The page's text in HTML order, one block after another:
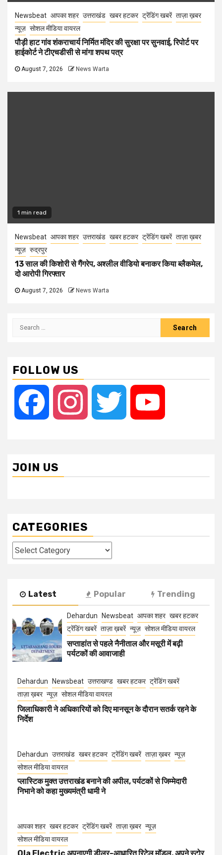
Newsbeat आपका शहर उत्तराखंड खबर हटकर ट्रेंडिंग खबरें ताज़ा ख़बर
न्यूज़ सोशल मीडिया वायरल
पौड़ी हाट गांव शंकराचार्य निर्मित मंदिर की सुरक्षा पर सुनवाई, रिपोर्ट पर
हाईकोर्ट ने टीएचडीसी से मांगा शपथ पत्र
August 7, 2026 News Warta
1 min read
Newsbeat आपका शहर उत्तराखंड खबर हटकर ट्रेंडिंग खबरें ताज़ा ख़बर
न्यूज़ रुद्रपुर
13 साल की किशोरी से गैंगरेप, अश्लील वीडियो बनाकर किया ब्लैकमेल,
दो आरोपी गिरफ्तार
August 7, 2026 News Warta
Search
FOLLOW US
Facebook Instagram Twitter
JOIN US
CATEGORIES
Categories
Latest Popular Trending
Dehardun Newsbeat आपका शहर खबर हटकर
ट्रेंडिंग खबरें ताज़ा ख़बरें न्यूज़ सोशल मीडिया वायरल
सप्ताहांत से पहले नैनीताल और मसूरी में बढ़ी
पर्यटकों की आवाजाही
Dehardun Newsbeat उत्तराखण्ड खबर हटकर ट्रेंडिंग खबरें
ताज़ा ख़बर न्यूज़ सोशल मीडिया वायरल
जिलाधिकारी ने अधिकारियों को दिए मानसून के दौरान सतर्क रहने के
निर्देश
Dehardun उत्तराखंड खबर हटकर ट्रेंडिंग खबरें ताज़ा ख़बर न्यूज़
सोशल मीडिया वायरल
प्लास्टिक मुक्त उत्तराखंड बनाने की अपील, पर्यटकों से जिम्मेदारी
निभाने को कहा मुख्यमंत्री धामी ने
आपका शहर खबर हटकर ट्रेंडिंग खबरें ताज़ा ख़बर न्यूज़
सोशल मीडिया वायरल
Ola Electric अपनाएगी डीलर-आधारित रिटेल मॉडल, अपने स्टोर